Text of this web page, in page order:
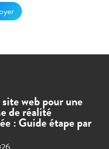
web pour une
de réalité
: Guide étape par